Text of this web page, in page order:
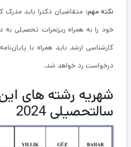
نکته مهم: متقاضیان دکترا باید مدرک
خود را به همراه ریزنمرات تحصیلی به
کارشناسی ارشد باید همراه با
درخواست رد خواهد شد.
شهریه رشته های
سالتحصیلی 2024